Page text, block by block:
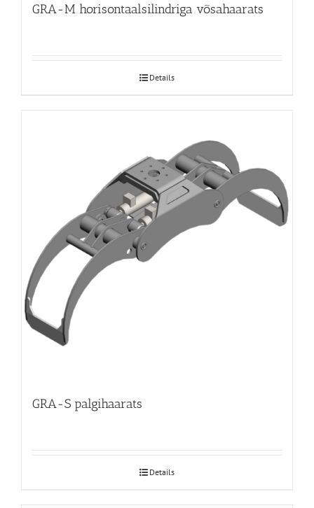
GRA-M horisontaalsilindriga võsahaarats
Details
GRA-S palgihaarats
Details